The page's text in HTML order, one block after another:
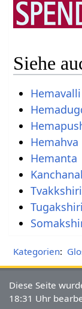
Siehe
Hemavalli
Hemahva
Hemanta
Tvakkshiri
Tugakshiri
Kategorien:
Diese Seite
18:31 Uhr